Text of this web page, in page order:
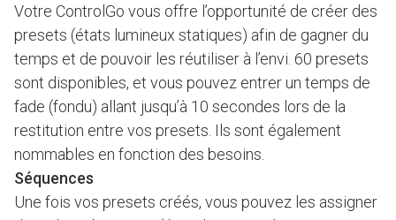
Votre ControlGo vous offre l’opportunité de créer des
presets (états lumineux statiques) afin de gagner du
temps et de pouvoir les réutiliser à l’envi. 60 presets
sont disponibles, et vous pouvez entrer un temps de
fade (fondu) allant jusqu’à 10 secondes lors de la
restitution entre vos presets. Ils sont également
nommables en fonction des besoins.
Séquences
Une fois vos presets créés, vous pouvez les assigner